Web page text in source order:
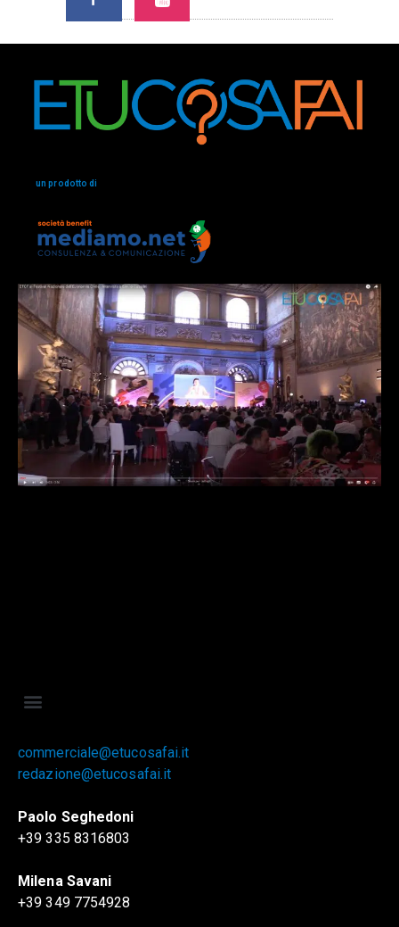
un prodotto di
commerciale@etucosafai.it
redazione@etucosafai.it
Paolo Seghedoni
+39 335 8316803
Milena Savani
+39 349 7754928